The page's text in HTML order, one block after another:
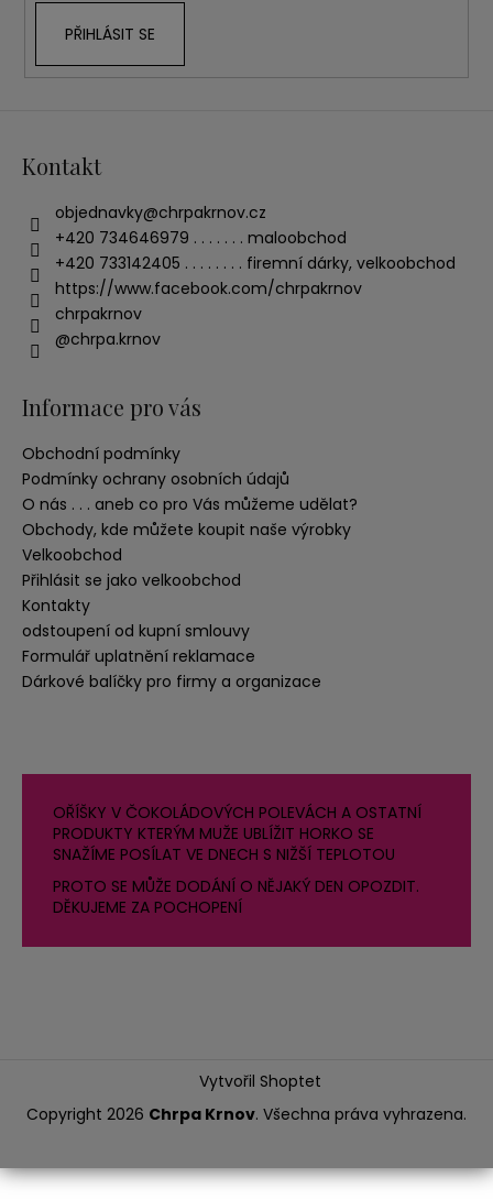
PŘIHLÁSIT SE
Kontakt
objednavky@chrpakrnov.cz
+420 734646979 . . . . . . . maloobchod
+420 733142405 . . . . . . . . firemní dárky, velkoobchod
https://www.facebook.com/chrpakrnov
chrpakrnov
@chrpa.krnov
Informace pro vás
Obchodní podmínky
Podmínky ochrany osobních údajů
O nás . . . aneb co pro Vás můžeme udělat?
Obchody, kde můžete koupit naše výrobky
Velkoobchod
Přihlásit se jako velkoobchod
Kontakty
odstoupení od kupní smlouvy
Formulář uplatnění reklamace
Dárkové balíčky pro firmy a organizace
OŘÍŠKY V ČOKOLÁDOVÝCH POLEVÁCH A OSTATNÍ
PRODUKTY KTERÝM MUŽE UBLÍŽIT HORKO SE
SNAŽÍME POSÍLAT VE DNECH S NIŽŠÍ TEPLOTOU
PROTO SE MŮŽE DODÁNÍ O NĚJAKÝ DEN OPOZDIT.
DĚKUJEME ZA POCHOPENÍ
Vytvořil Shoptet
Copyright 2026 Chrpa Krnov. Všechna práva vyhrazena.